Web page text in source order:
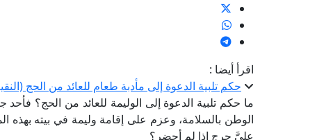
اقرأ أيضا :
حكم تلبية الدعوة إلى مأدبة طعام للعائد من الحج
ما حكم تلبية الدعوة إلى الوليمة للعائد من الحج؟ فأحد
الوطن بالسلامة، وعزم على إقامة وليمة في بيته بهذه
عليَّ حرج إذا لم أحضر؟